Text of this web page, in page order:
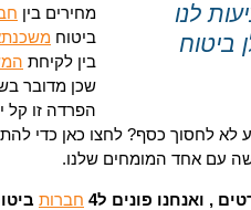
לנו
ביטוח
מחירים בין
ביטוח
בין לקיחת
שכן מדובר
הפרדה זו קל
לא לחסוך כסף? לחצו כאן כדי
עם אחד המומחים שלנו.
, ואנחנו פונים ל4 חברות